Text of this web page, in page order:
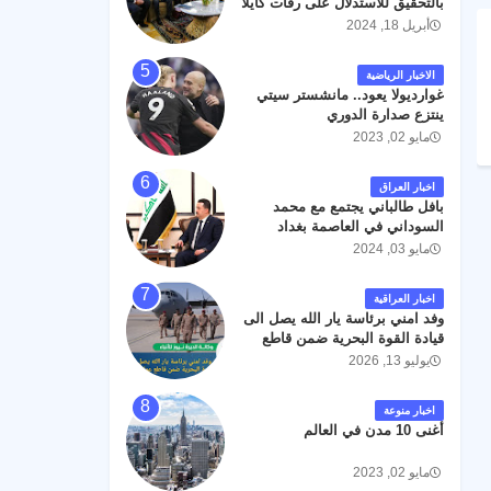
مولرأبريل 18, 2024
الاخبار الرياضية
غوارديولا يعود.. مانشستر سيتي
ينتزع صدارة الدوري
مايو 02, 2023
اخبار العراق
بافل طالباني يجتمع مع محمد
السوداني في العاصمة بغداد
مايو 03, 2024
اخبار العراقية
وفد امني برئاسة يار الله يصل الى
قيادة القوة البحرية ضمن قاطع
عمليات البصرة .
يوليو 13, 2026
اخبار منوعة
أغنى 10 مدن في العالم
مايو 02, 2023